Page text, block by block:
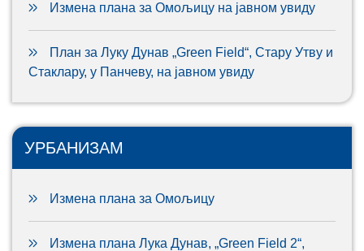
Измена плана за Омољицу на јавном увиду
План за Луку Дунав „Green Field“, Стару Утву и
Стаклару, у Панчеву, на јавном увиду
УРБАНИЗАМ
Измена плана за Омољицу
Измена плана Лука Дунав, „Green Field 2“,